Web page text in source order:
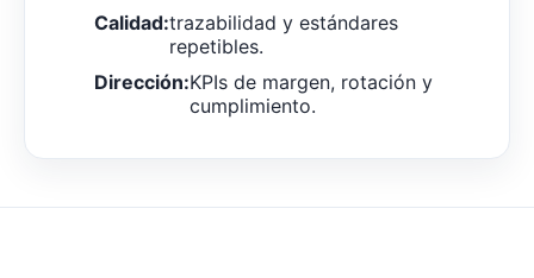
Calidad:trazabilidad y estándares
repetibles.
Dirección:KPIs de margen, rotación y
cumplimiento.